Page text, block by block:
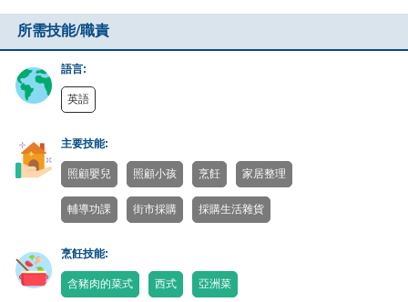
所需技能/職責
語言:
英語
主要技能:
照顧嬰兒 照顧小孩 烹飪 家居整理
輔導功課 街市採購 採購生活雜貨
烹飪技能:
含豬肉的菜式 西式 亞洲菜